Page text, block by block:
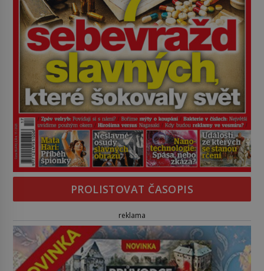
PROLISTOVAT ČASOPIS
reklama